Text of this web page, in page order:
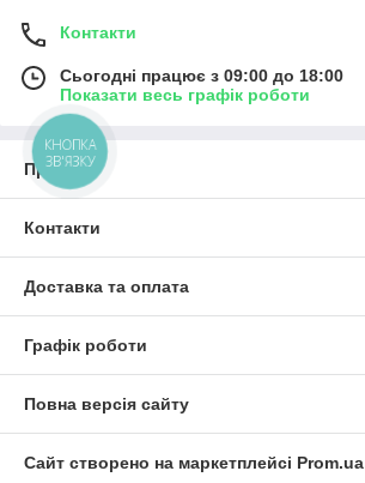
Контакти
Сьогодні працює з 09:00 до 18:00
Показати весь графік роботи
Про нас
Контакти
Доставка та оплата
Графік роботи
Повна версія сайту
Сайт створено на маркетплейсі Prom.ua
КНОПКА
ЗВ'ЯЗКУ